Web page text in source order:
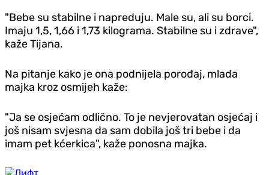
"Bebe su stabilne i napreduju. Male su, ali su borci.
Imaju 1,5, 1,66 i 1,73 kilograma. Stabilne su i zdrave",
kaže Tijana.
Na pitanje kako je ona podnijela porođaj, mlada
majka kroz osmijeh kaže:
"Ja se osjećam odlično. To je nevjerovatan osjećaj i
još nisam svjesna da sam dobila još tri bebe i da
imam pet kćerkica", kaže ponosna majka.